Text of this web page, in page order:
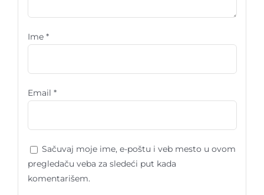
Ime *
Email *
Sačuvaj moje ime, e-poštu i veb mesto u ovom
pregledaču veba za sledeći put kada
komentarišem.